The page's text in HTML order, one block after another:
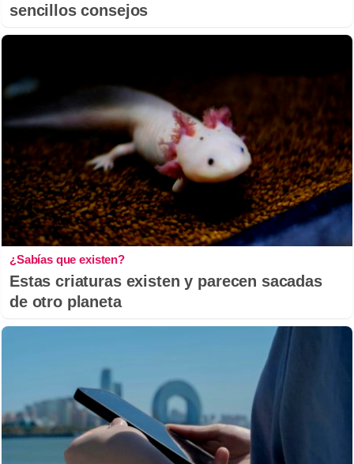
sencillos consejos
¿Sabías que existen?
Estas criaturas existen y parecen sacadas
de otro planeta